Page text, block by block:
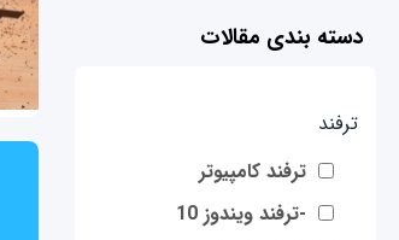
دسته بندی مقالات
ترفند
ترفند کامپیوتر
-ترفند ویندوز 10